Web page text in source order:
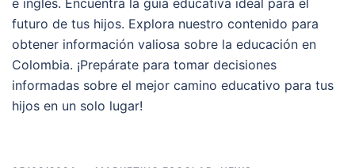
e inglés. Encuentra la guía educativa ideal para el
futuro de tus hijos. Explora nuestro contenido para
obtener información valiosa sobre la educación en
Colombia. ¡Prepárate para tomar decisiones
informadas sobre el mejor camino educativo para tus
hijos en un solo lugar!